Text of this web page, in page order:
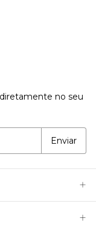
no seu